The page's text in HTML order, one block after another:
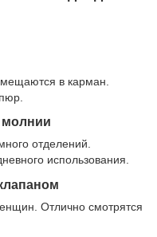
в карман.
молнии
отделений.
использования.
Отлично смотрятся